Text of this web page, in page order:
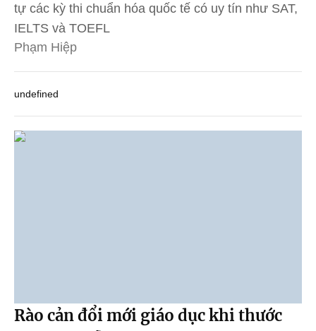
tự các kỳ thi chuẩn hóa quốc tế có uy tín như SAT,
IELTS và TOEFL
Phạm Hiệp
undefined
Rào cản đổi mới giáo dục khi thước